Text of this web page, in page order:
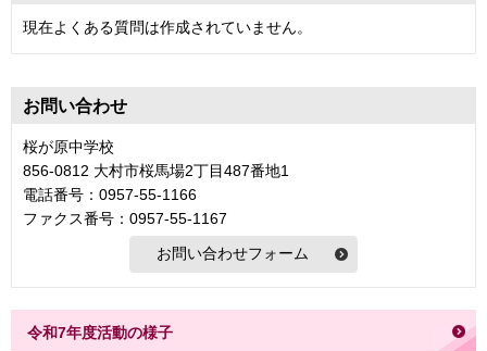
現在よくある質問は作成されていません。
お問い合わせ
桜が原中学校
856-0812 大村市桜馬場2丁目487番地1
電話番号：0957-55-1166
ファクス番号：0957-55-1167
令和7年度活動の様子